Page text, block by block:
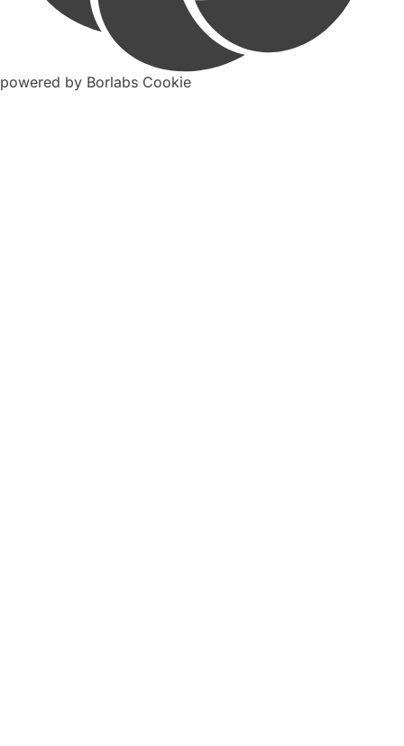
powered by Borlabs Cookie